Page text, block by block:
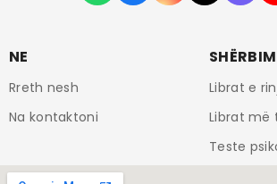
NE
Rreth nesh
Na kontaktoni
Librat e
Librat më
Teste